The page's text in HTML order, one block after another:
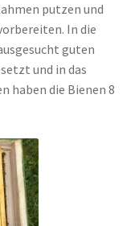
putzen und
In die
guten
und in das
haben die Bienen 8